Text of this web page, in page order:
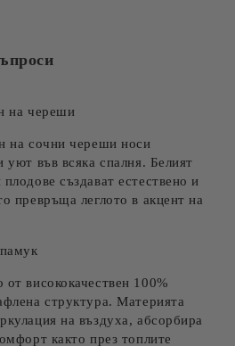
на череши
на сочни череши носи
уют във всяка спалня. Белият
създават естествено и
превръща леглото в акцент на
висококачествен 100%
структура. Материята
на въздуха, абсорбира
както през топлите